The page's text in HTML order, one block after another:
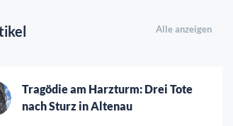
Alle anzeigen
Tragödie am Harzturm: Drei Tote
nach Sturz in Altenau